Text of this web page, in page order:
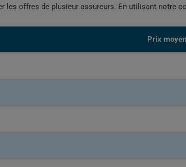
les offres de plusieur assureurs. En utilisant notre
Prix